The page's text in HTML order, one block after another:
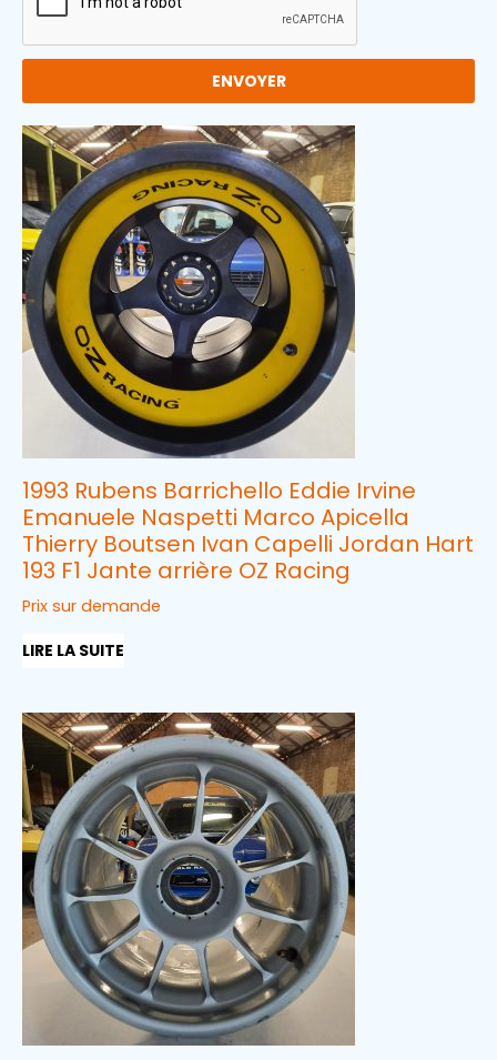
ENVOYER
1993 Rubens Barrichello Eddie Irvine
Emanuele Naspetti Marco Apicella
Thierry Boutsen Ivan Capelli Jordan Hart
193 F1 Jante arrière OZ Racing
Prix sur demande
LIRE LA SUITE